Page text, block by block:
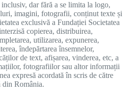
dar fără a se limita la logo,
imagini, fotografii, conținut texte și
exclusivă a Fundației Societatea
copierea, distribuirea,
utilizarea, expunerea,
îndepărtarea însemnelor,
de text, afișarea, vinderea, etc, a
fotografiilor sau altor informații
expresă acordată în scris de către
din România.